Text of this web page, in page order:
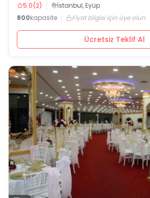
5.0(2)
İstanbul, Eyüp
800kapasite Fiyat bilgisi için üye olun
Ücretsiz Teklif Al